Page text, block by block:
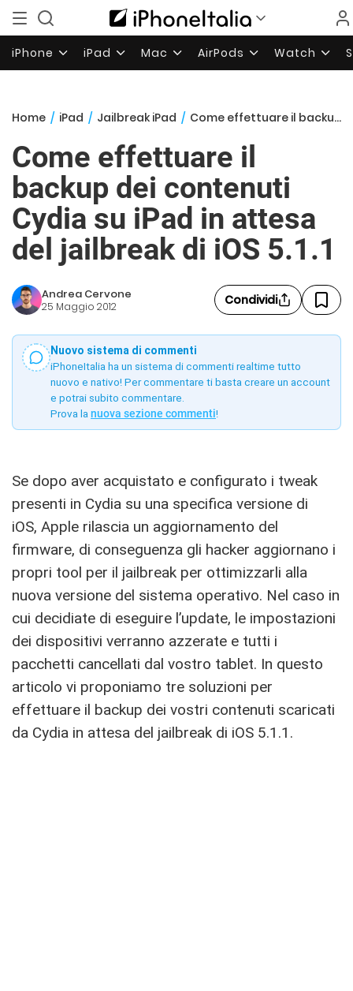
iPhone iPad Mac AirPods Watch
Home / iPad / Jailbreak iPad / Come effettuare il backup dei contenuti Cydia su iPad in attesa del jailbreak di iOS 5.1.1
Come effettuare il
backup dei contenuti
Cydia su iPad in attesa
del jailbreak di iOS 5.1.1
Andrea Cervone
25 Maggio 2012 Condividi
Nuovo sistema di commenti
iPhoneItalia ha un sistema di commenti realtime tutto
nuovo e nativo! Per commentare ti basta creare un account
e potrai subito commentare.
Prova la nuova sezione commenti!
Se dopo aver acquistato e configurato i tweak
presenti in Cydia su una specifica versione di
iOS, Apple rilascia un aggiornamento del
firmware, di conseguenza gli hacker aggiornano i
propri tool per il jailbreak per ottimizzarli alla
nuova versione del sistema operativo. Nel caso in
cui decidiate di eseguire l’update, le impostazioni
dei dispositivi verranno azzerate e tutti i
pacchetti cancellati dal vostro tablet. In questo
articolo vi proponiamo tre soluzioni per
effettuare il backup dei vostri contenuti scaricati
da Cydia in attesa del jailbreak di iOS 5.1.1.